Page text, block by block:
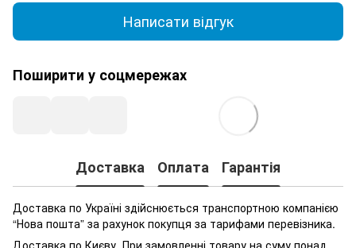
Написати відгук
Поширити у соцмережах
Доставка Оплата Гарантія
Доставка по Україні здійснюється транспортною компанією
“Нова пошта” за рахунок покупця за тарифами перевізника.
Доставка по Києву. При замовленні товару на суму понад